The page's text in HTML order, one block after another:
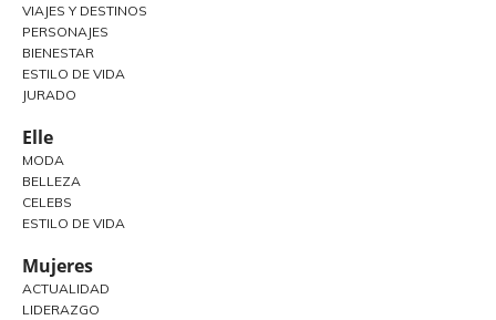
VIAJES Y DESTINOS
PERSONAJES
BIENESTAR
ESTILO DE VIDA
JURADO
Elle
MODA
BELLEZA
CELEBS
ESTILO DE VIDA
Mujeres
ACTUALIDAD
LIDERAZGO